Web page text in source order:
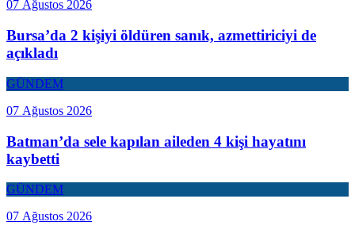
07 Ağustos 2026
Bursa’da 2 kişiyi öldüren sanık, azmettiriciyi de
açıkladı
GÜNDEM
07 Ağustos 2026
Batman’da sele kapılan aileden 4 kişi hayatını
kaybetti
GÜNDEM
07 Ağustos 2026